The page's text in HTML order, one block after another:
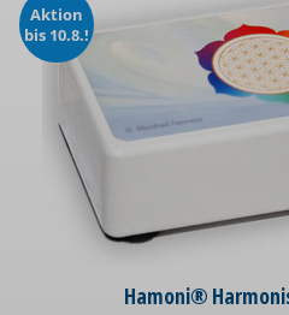
Aktion
bis 10.8.!
Hamoni®